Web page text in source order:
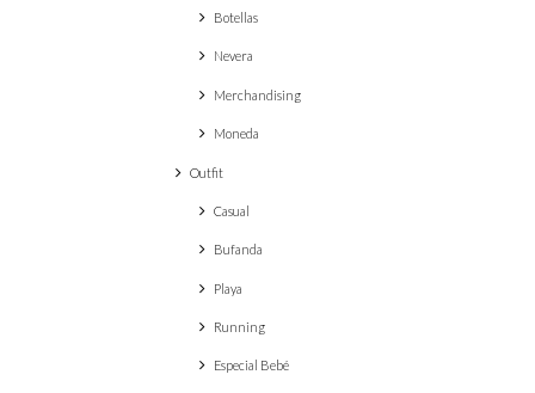
Botellas
Nevera
Merchandising
Moneda
Outfit
Casual
Bufanda
Playa
Running
Especial Bebé